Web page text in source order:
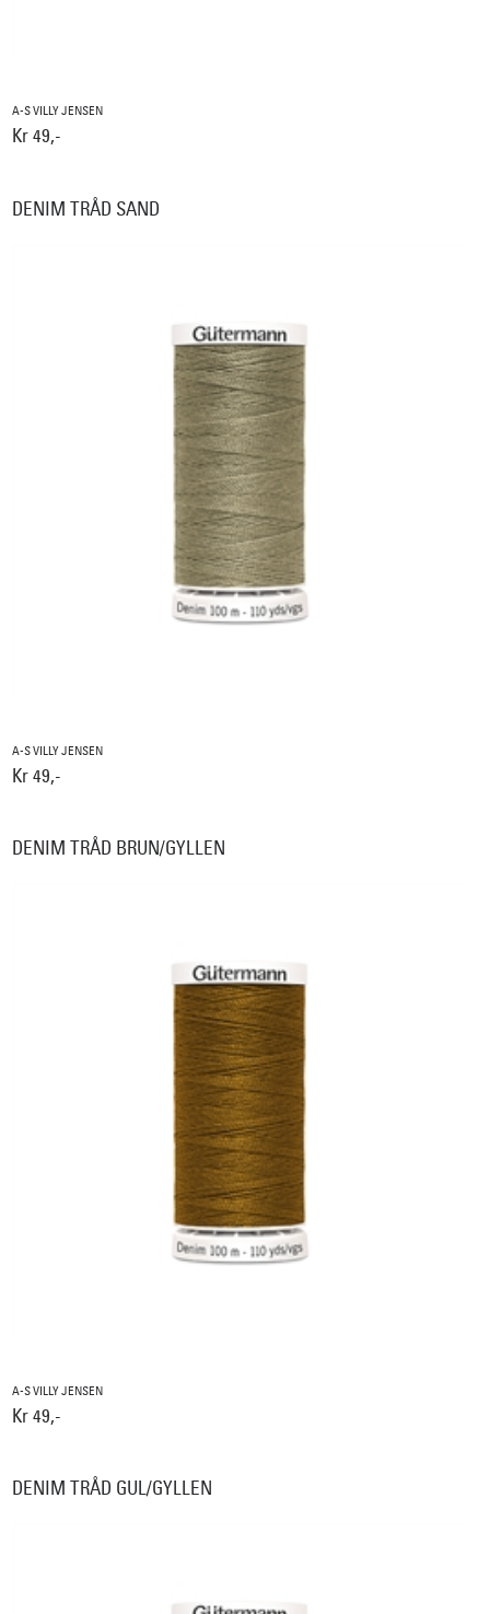
A-S VILLY JENSEN
Kr 49,-
DENIM TRÅD SAND
A-S VILLY JENSEN
Kr 49,-
DENIM TRÅD BRUN/GYLLEN
A-S VILLY JENSEN
Kr 49,-
DENIM TRÅD GUL/GYLLEN